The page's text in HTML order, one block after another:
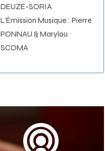
DEUZE-SORIA
L’Émission Musique : Pierre
PONNAU & Marylou
SCOMA